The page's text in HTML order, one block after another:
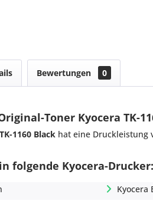
Bewertungen 0
Toner Kyocera TK-
1160 Black hat eine Druckleistung
folgende Kyocera-Drucker:
Kyocera